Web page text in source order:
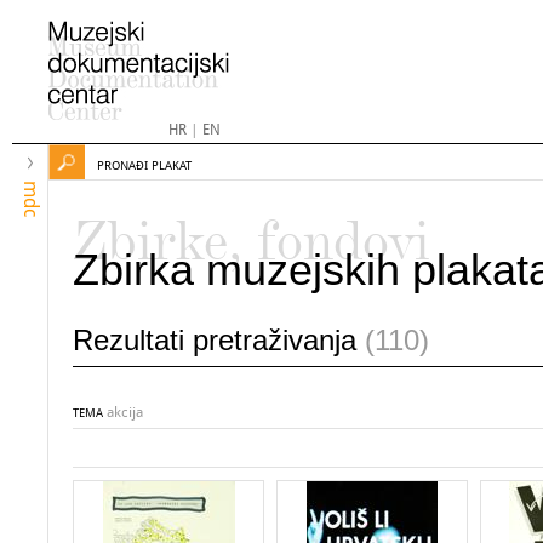
HR| EN
mdc
PRONAĐI PLAKAT
Zbirke, fondovi
Zbirka muzejskih
Rezultati pretraživanja (110)
TEMA akcija